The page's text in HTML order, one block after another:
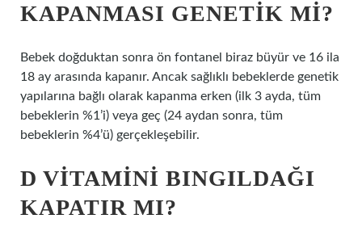
KAPANMASI GENETIK MI?
Bebek doğduktan sonra ön fontanel biraz büyür ve 16 ila
18 ay arasında kapanır. Ancak sağlıklı bebeklerde genetik
yapılarına bağlı olarak kapanma erken (ilk 3 ayda, tüm
bebeklerin %1’i) veya geç (24 aydan sonra, tüm
bebeklerin %4’ü) gerçekleşebilir.
D VITAMINI BINGILDAĞI
KAPATIR MI?